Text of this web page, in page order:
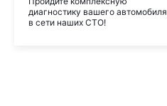
диагностику вашего автомобиля
в сети наших СТО!